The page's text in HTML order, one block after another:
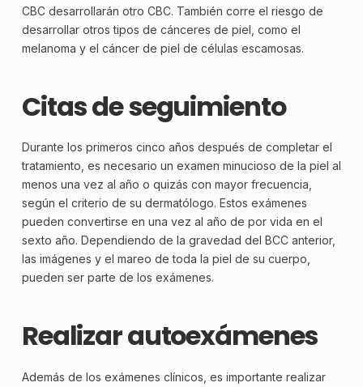
CBCdesarrollarán otro CBC. También corre el riesgo de
desarrollar otros tipos de cánceres de piel, como el
melanoma y el cáncer de piel de células escamosas.
Citas de seguimiento
Durante los primeros cinco años después de completar el
tratamiento, es necesario un examen minucioso de la piel al
menos una vez al año o quizás con mayor frecuencia,
según el criterio de su dermatólogo. Estos exámenes
pueden convertirse en una vez al año de por vida en el
sexto año. Dependiendo de la gravedad del BCC anterior,
las imágenes y el mareo de toda la piel de su cuerpo,
pueden ser parte de los exámenes.
Realizar autoexámenes
Además de los exámenes clínicos, es importante realizar